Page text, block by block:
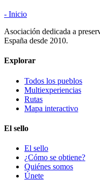
- Inicio
Asociación dedicada a
España desde 2010.
Explorar
Todos los pueblos
Multiexperiencias
Rutas
Mapa interactivo
El sello
El sello
¿Cómo se obtiene?
Quiénes somos
Únete